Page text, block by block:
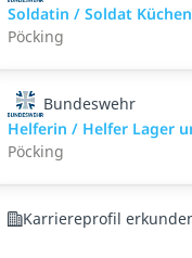
Soldatin / Soldat
Pöcking
Bundeswehr
Helferin / Helfer Lager
Pöcking
Karriereprofil